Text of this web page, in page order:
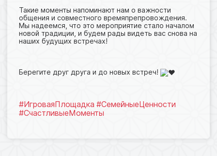
Такие моменты напоминают нам о важности
общения и совместного времяпрепровождения.
Мы надеемся, что это мероприятие стало началом
новой традиции, и будем рады видеть вас снова на
наших будущих встречах!
Берегите друг друга и до новых встреч!
#ИгроваяПлощадка #СемейныеЦенности
#СчастливыеМоменты